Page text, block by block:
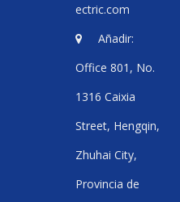
ectric.com
 Añadir:
Office 801, No.
1316 Caixia
Street, Hengqin,
Zhuhai City,
Provincia de